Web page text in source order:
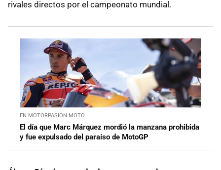
rivales directos por el campeonato mundial.
EN MOTORPASION MOTO
El día que Marc Márquez mordió la manzana prohibida
y fue expulsado del paraíso de MotoGP